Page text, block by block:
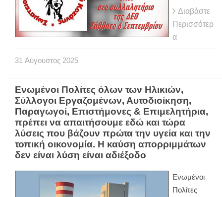
Διαβάστε
Περισσότερ
α
31 Αύγουστος 2025
Ενωμένοι Πολίτες όλων των Ηλικιών,
Σύλλογοι Εργαζομένων, Αυτοδιοίκηση,
Παραγωγοί, Επιστήμονες & Επιμελητήρια,
πρέπει να απαιτήσουμε εδώ και τώρα
λύσεις που βάζουν πρώτα την υγεία και την
τοπική οικονομία. Η καύση απορριμμάτων
δεν είναι λύση είναι αδιέξοδο
Ενωμένοι
Πολίτες